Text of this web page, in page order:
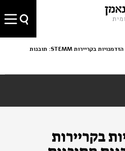
שוויון הזדמנויות בקריירות STEMM: תובנות
בקריירות